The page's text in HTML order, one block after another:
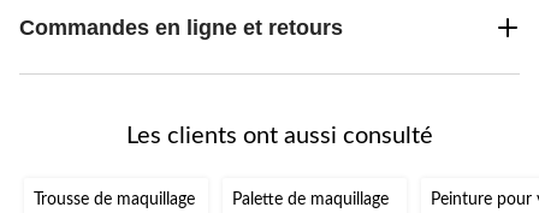
Commandes en ligne et retours
Les clients ont aussi consulté
Trousse de maquillage
Palette de maquillage
Peinture pour